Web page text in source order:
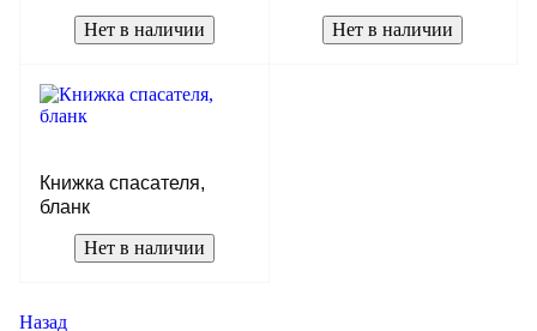
жестком переплете с
тиснением, цвет бордо,
Нет в наличии
тиснением (без
вклейки), бумвинил,
Нет в наличии
Книжка спасателя,
бланк
Нет в наличии
Назад